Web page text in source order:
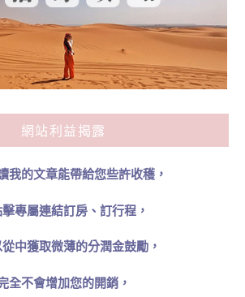
網站利益揭露
我的文章能帶給您些許收穫，
專屬連結訂房、訂行程，
中獲取微薄的分潤金鼓勵，
全不會增加您的開銷，